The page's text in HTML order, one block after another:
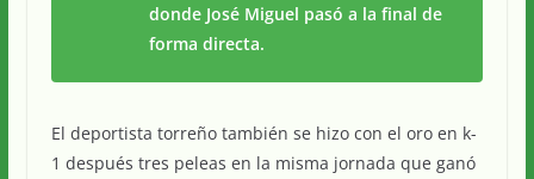
donde José Miguel pasó a la final de
forma directa.
El deportista torreño también se hizo con el oro en k-
1 después tres peleas en la misma jornada que ganó